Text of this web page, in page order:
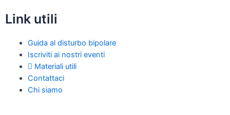
Link utili
Guida al disturbo bipolare
Iscriviti ai nostri eventi
Materiali utili
Contattaci
Chi siamo